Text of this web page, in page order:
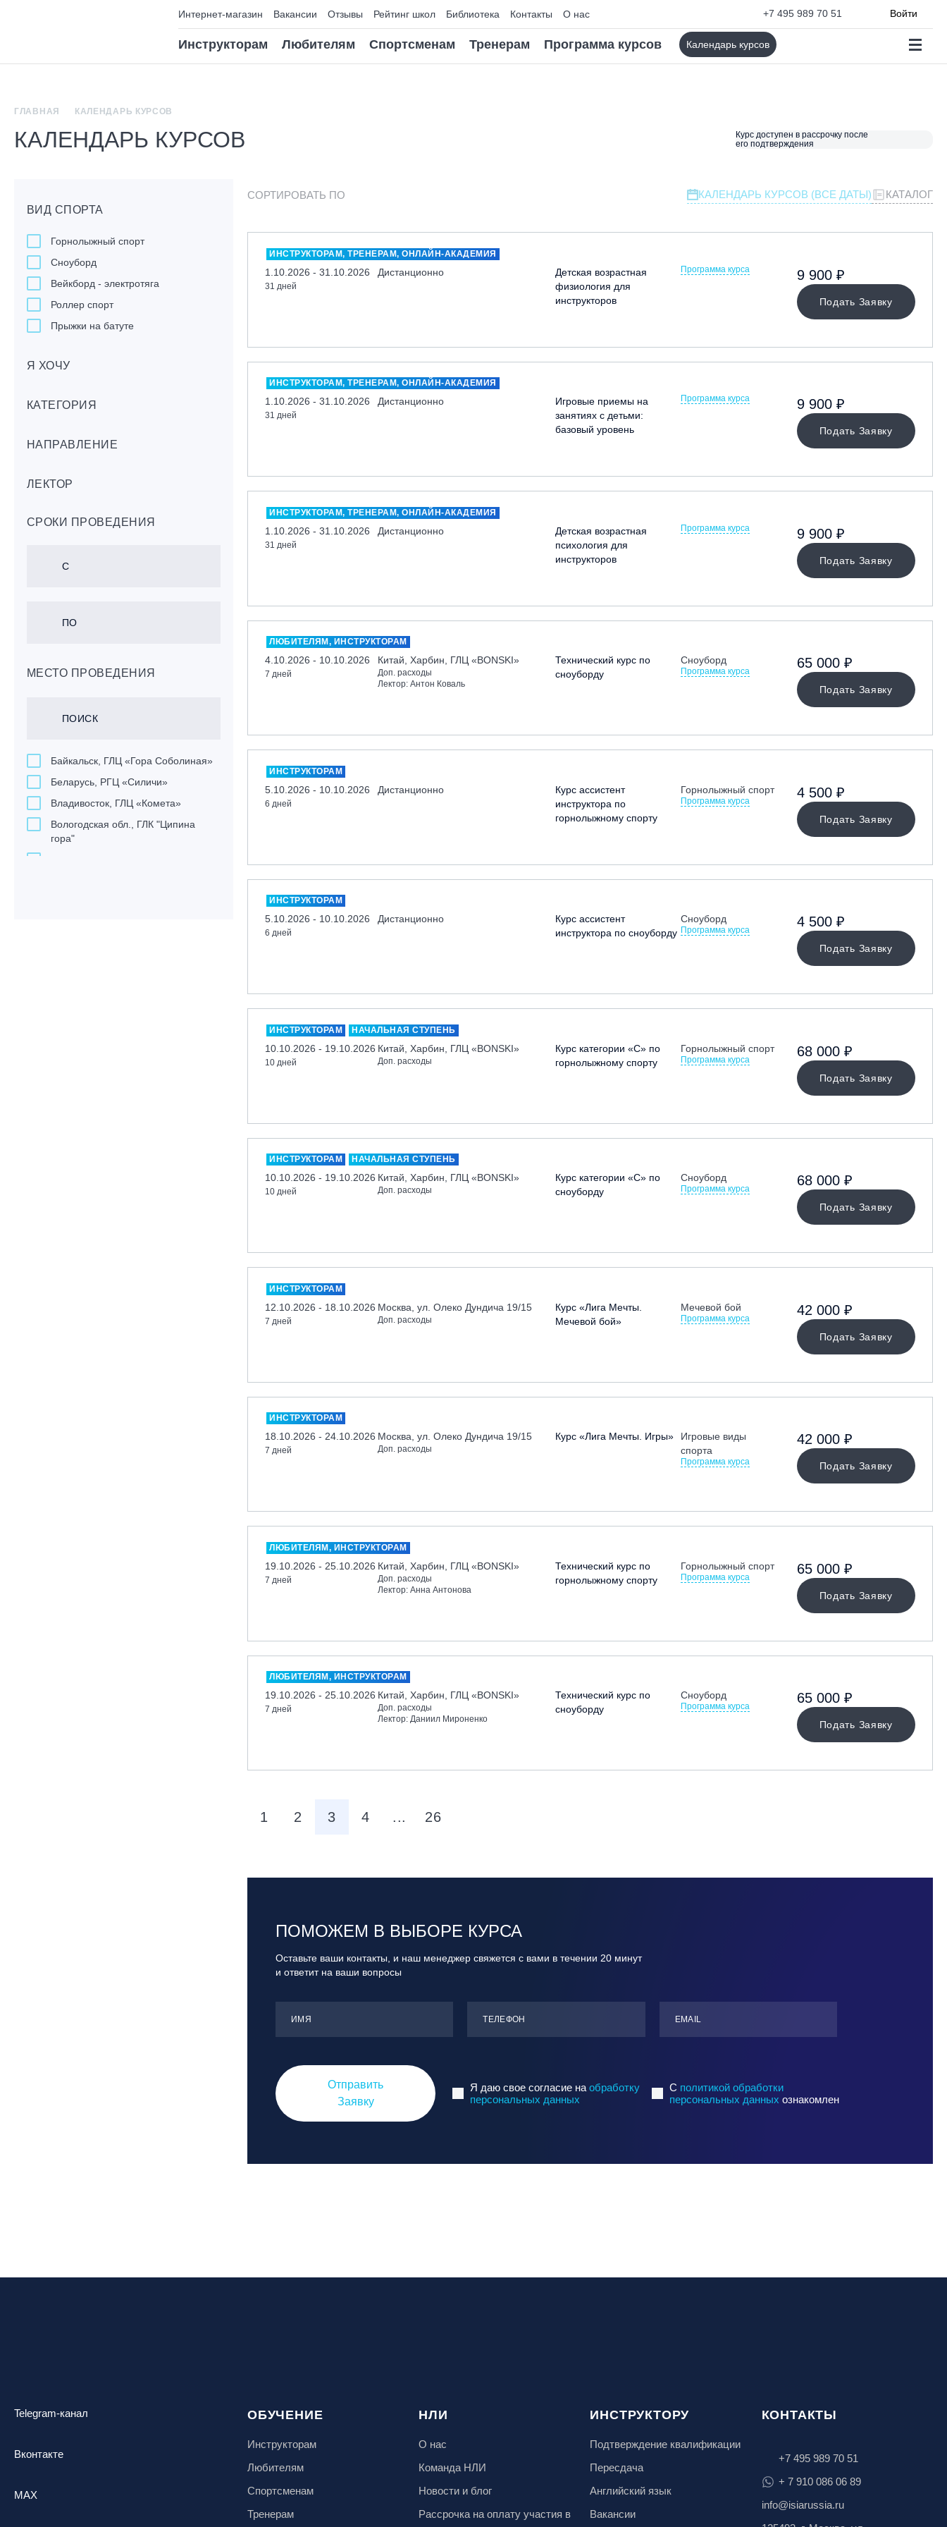
Интернет-магазин Вакансии Отзывы Рейтинг школ Библиотека Контакты О нас +7 495 989 70 51 Войти
Инструкторам Любителям Спортсменам Тренерам Программа курсов Календарь курсов
ГЛАВНАЯ КАЛЕНДАРЬ КУРСОВ
КАЛЕНДАРЬ КУРСОВ
Курс доступен в рассрочку после
его подтверждения
ВИД СПОРТА
Горнолыжный спорт
Сноуборд
Вейкборд - электротяга
Роллер спорт
Прыжки на батуте
Лонгбординг
бордах
Игровые виды спорта
Мечевой бой
Я ХОЧУ
КАТЕГОРИЯ
НАПРАВЛЕНИЕ
ЛЕКТОР
СРОКИ ПРОВЕДЕНИЯ
МЕСТО ПРОВЕДЕНИЯ
Байкальск, ГЛЦ «Гора Соболиная»
Беларусь, РГЦ «Силичи»
Владивосток, ГЛЦ «Комета»
Вологодская обл., ГЛК "Ципина
гора"
СОРТИРОВАТЬ ПО КАЛЕНДАРЬ КУРСОВ (ВСЕ ДАТЫ) КАТАЛОГ
ИНСТРУКТОРАМ, ТРЕНЕРАМ, ОНЛАЙН-АКАДЕМИЯ
1.10.2026 - 31.10.2026
31 дней
Дистанционно
Детская возрастная
физиология для
инструкторов
Программа курса
Подать Заявку
9 900 ₽
ИНСТРУКТОРАМ, ТРЕНЕРАМ, ОНЛАЙН-АКАДЕМИЯ
1.10.2026 - 31.10.2026
31 дней
Дистанционно
Игровые приемы на
занятиях с детьми:
базовый уровень
Программа курса
Подать Заявку
9 900 ₽
ИНСТРУКТОРАМ, ТРЕНЕРАМ, ОНЛАЙН-АКАДЕМИЯ
1.10.2026 - 31.10.2026
31 дней
Дистанционно
Детская возрастная
психология для
инструкторов
Программа курса
Подать Заявку
9 900 ₽
ЛЮБИТЕЛЯМ, ИНСТРУКТОРАМ
4.10.2026 - 10.10.2026
7 дней
Китай, Харбин, ГЛЦ «BONSKI»
Доп. расходы
Лектор: Антон Коваль
Технический курс по
сноуборду
Сноуборд
Программа курса
Подать Заявку
65 000 ₽
ИНСТРУКТОРАМ
5.10.2026 - 10.10.2026
6 дней
Дистанционно
Курс ассистент
инструктора по
горнолыжному спорту
Горнолыжный спорт
Программа курса
Подать Заявку
4 500 ₽
ИНСТРУКТОРАМ
5.10.2026 - 10.10.2026
6 дней
Дистанционно
Курс ассистент
инструктора по сноуборду
Сноуборд
Программа курса
Подать Заявку
4 500 ₽
ИНСТРУКТОРАМ НАЧАЛЬНАЯ СТУПЕНЬ
10.10.2026 - 19.10.2026
10 дней
Китай, Харбин, ГЛЦ «BONSKI»
Доп. расходы
Курс категории «С» по
горнолыжному спорту
Горнолыжный спорт
Программа курса
Подать Заявку
68 000 ₽
ИНСТРУКТОРАМ НАЧАЛЬНАЯ СТУПЕНЬ
10.10.2026 - 19.10.2026
10 дней
Китай, Харбин, ГЛЦ «BONSKI»
Доп. расходы
Курс категории «С» по
сноуборду
Сноуборд
Программа курса
Подать Заявку
68 000 ₽
ИНСТРУКТОРАМ
12.10.2026 - 18.10.2026
7 дней
Москва, ул. Олеко Дундича 19/15
Доп. расходы
Курс «Лига Мечты.
Мечевой бой»
Мечевой бой
Программа курса
Подать Заявку
42 000 ₽
ИНСТРУКТОРАМ
18.10.2026 - 24.10.2026
7 дней
Москва, ул. Олеко Дундича 19/15
Доп. расходы
Курс «Лига Мечты. Игры»
Игровые виды
спорта
Программа курса Подать Заявку
42 000 ₽
ЛЮБИТЕЛЯМ, ИНСТРУКТОРАМ
19.10.2026 - 25.10.2026
7 дней
Китай, Харбин, ГЛЦ «BONSKI»
Доп. расходы
Лектор: Анна Антонова
Технический курс по
горнолыжному спорту
Горнолыжный спорт
Программа курса
Подать Заявку
65 000 ₽
ЛЮБИТЕЛЯМ, ИНСТРУКТОРАМ
19.10.2026 - 25.10.2026
7 дней
Китай, Харбин, ГЛЦ «BONSKI»
Доп. расходы
Лектор: Даниил Мироненко
Технический курс по
сноуборду
Сноуборд
Программа курса
Подать Заявку
65 000 ₽
1 2 3 4 ... 26
ПОМОЖЕМ В ВЫБОРЕ КУРСА
Оставьте ваши контакты, и наш менеджер свяжется с вами в течении 20 минут
и ответит на ваши вопросы
ИМЯ ТЕЛЕФОН ЕMАIL
Отправить
Заявку
Я даю свое согласие наобработку
персональных данных
C политикой обработки
персональных данных ознакомлен
Telegram-канал
Вконтакте
MAX
ОБУЧЕНИЕ
Инструкторам
Любителям
Спортсменам
Тренерам
НЛИ
О нас
Команда НЛИ
Новости и блог
Рассрочка на оплату участия в
ИНСТРУКТОРУ
Подтверждение квалификации
Пересдача
Английский язык
Вакансии
КОНТАКТЫ
+7 495 989 70 51
+ 7 910 086 06 89
info@isiarussia.ru